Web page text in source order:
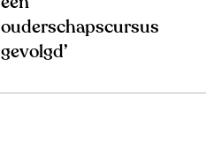
ouderschapscursus
gevolgd’